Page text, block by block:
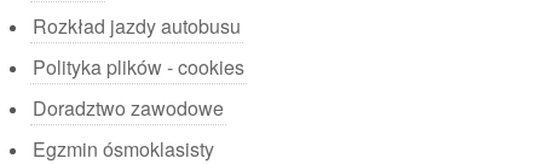
Rozkład jazdy autobusu
Polityka plików - cookies
Doradztwo zawodowe
Egzmin ósmoklasisty